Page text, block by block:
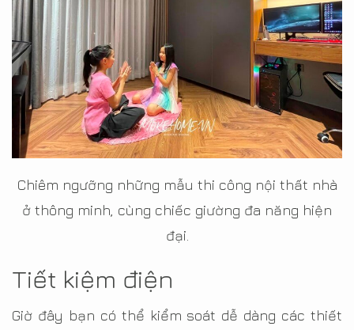
Chiêm ngưỡng những mẫu thi công nội thất nhà
ở thông minh, cùng chiếc giường đa năng hiện
đại.
Tiết kiệm điện
Giờ đây bạn có thể kiểm soát dễ dàng các thiết